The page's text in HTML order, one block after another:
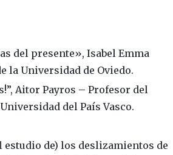
del presente», Isabel Emma
la Universidad de Oviedo.
Aitor Payros – Profesor del
del País Vasco.
estudio de) los deslizamientos de